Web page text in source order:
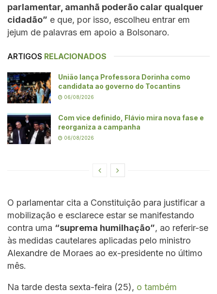
parlamentar, amanhã poderão calar qualquer
cidadão” e que, por isso, escolheu entrar em
jejum de palavras em apoio a Bolsonaro.
ARTIGOS RELACIONADOS
União lança Professora Dorinha como
candidata ao governo do Tocantins
06/08/2026
Com vice definido, Flávio mira nova fase e
reorganiza a campanha
06/08/2026
O parlamentar cita a Constituição para justificar a
mobilização e esclarece estar se manifestando
contra uma “suprema humilhação”, ao referir-se
às medidas cautelares aplicadas pelo ministro
Alexandre de Moraes ao ex-presidente no último
mês.
Na tarde desta sexta-feira (25), o também